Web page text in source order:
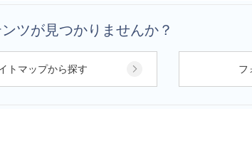
ツが見つかりませんか？
トマップから探す フ